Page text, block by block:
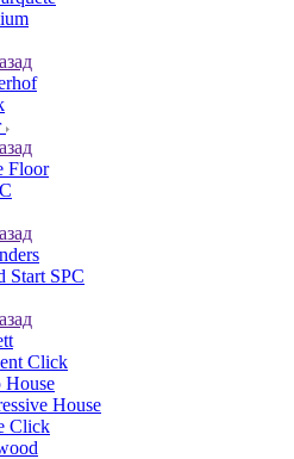
Floor
Start SPC
Click
House
House
Click